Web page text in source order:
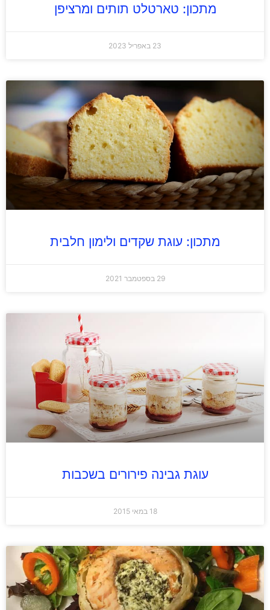
מתכון: טארטלט תותים ומרציפן
23 באפריל 2023
מתכון: עוגת שקדים ולימון חלבית
29 בספטמבר 2021
עוגת גבינה פירורים בשכבות
18 במאי 2015